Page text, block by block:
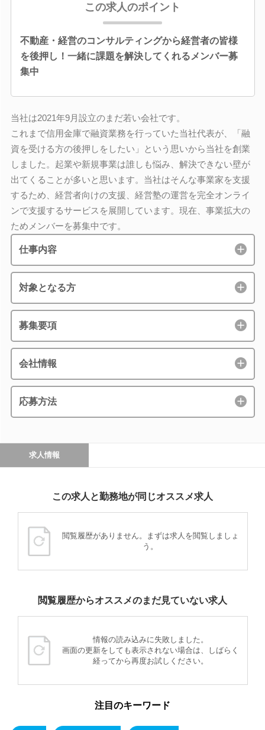
この求人のポイント
不動産・経営のコンサルティングから経営者の皆様
を後押し！一緒に課題を解決してくれるメンバー募
集中
当社は2021年9月設立のまだ若い会社です。
これまで信用金庫で融資業務を行っていた当社代表が、「融
資を受ける方の後押しをしたい」という思いから当社を創業
しました。起業や新規事業は誰しも悩み、解決できない壁が
出てくることが多いと思います。当社はそんな事業家を支援
するため、経営者向けの支援、経営塾の運営を完全オンライ
ンで支援するサービスを展開しています。現在、事業拡大の
ためメンバーを募集中です。
仕事内容
対象となる方
募集要項
会社情報
応募方法
求人情報
この求人と勤務地が同じオススメ求人
閲覧履歴がありません。まずは求人を閲覧しましょ
う。
閲覧履歴からオススメのまだ見ていない求人
情報の読み込みに失敗しました。
画面の更新をしても表示されない場合は、しばらく
経ってから再度お試しください。
注目のキーワード